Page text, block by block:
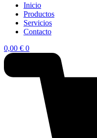
Inicio
Productos
Servicios
Contacto
0,00 € 0